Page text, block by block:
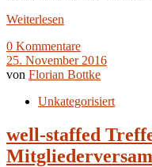
Weiterlesen
0 Kommentare
25. November 2016
von Florian Bottke
Unkategorisiert
well-staffed